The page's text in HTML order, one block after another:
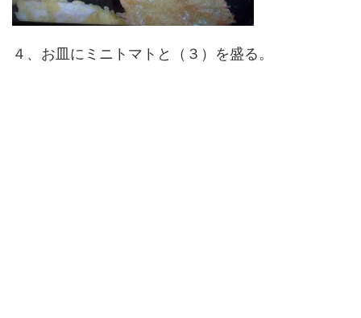
４、お皿にミニトマトと（３）を盛る。